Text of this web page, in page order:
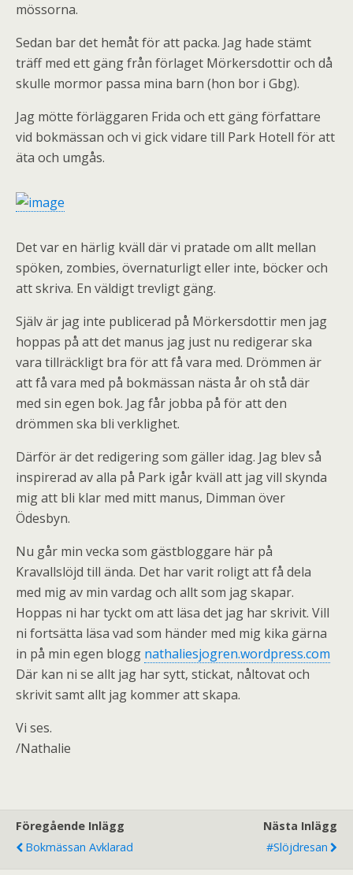
mössorna.
Sedan bar det hemåt för att packa. Jag hade stämt
träff med ett gäng från förlaget Mörkersdottir och då
skulle mormor passa mina barn (hon bor i Gbg).
Jag mötte förläggaren Frida och ett gäng författare
vid bokmässan och vi gick vidare till Park Hotell för att
äta och umgås.
Det var en härlig kväll där vi pratade om allt mellan
spöken, zombies, övernaturligt eller inte, böcker och
att skriva. En väldigt trevligt gäng.
Själv är jag inte publicerad på Mörkersdottir men jag
hoppas på att det manus jag just nu redigerar ska
vara tillräckligt bra för att få vara med. Drömmen är
att få vara med på bokmässan nästa år oh stå där
med sin egen bok. Jag får jobba på för att den
drömmen ska bli verklighet.
Därför är det redigering som gäller idag. Jag blev så
inspirerad av alla på Park igår kväll att jag vill skynda
mig att bli klar med mitt manus, Dimman över
Ödesbyn.
Nu går min vecka som gästbloggare här på
Kravallslöjd till ända. Det har varit roligt att få dela
med mig av min vardag och allt som jag skapar.
Hoppas ni har tyckt om att läsa det jag har skrivit. Vill
ni fortsätta läsa vad som händer med mig kika gärna
in på min egen blogg nathaliesjogren.wordpress.com
Där kan ni se allt jag har sytt, stickat, nåltovat och
skrivit samt allt jag kommer att skapa.
Vi ses.
/Nathalie
Föregående Inlägg
Bokmässan Avklarad
Nästa Inlägg
#Slöjdresan